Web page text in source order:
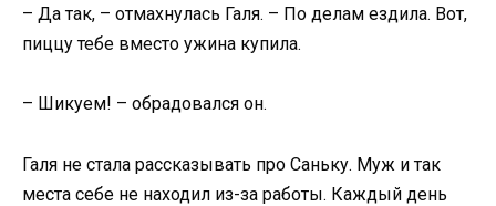
– Да так, – отмахнулась Галя. – По делам ездила. Вот,
пиццу тебе вместо ужина купила.
– Шикуем! – обрадовался он.
Галя не стала рассказывать про Саньку. Муж и так
места себе не находил из-за работы. Каждый день